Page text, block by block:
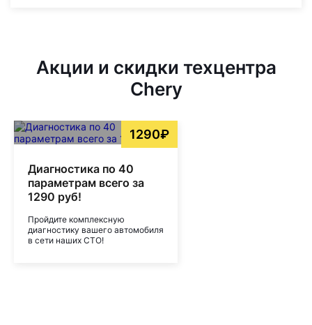
Акции и скидки техцентра
Chery
1290₽
Диагностика по 40
параметрам всего за
1290 руб!
Пройдите комплексную
диагностику вашего автомобиля
в сети наших СТО!